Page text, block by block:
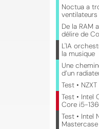
Noctua a
De la RAM
délire de
L'IA
la musique
Une
d’un
Test •
Test • Intel
Core i5-
Test • Intel